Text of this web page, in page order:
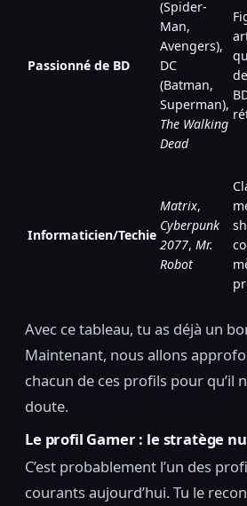
Passionné de BD
(Spider-
Man,
Avengers),
DC
(Batman,
Superman),
The Walking
Dead
Informaticien/Techie
Matrix,
Cyberpunk
2077, Mr.
Robot
Avec ce tableau, tu as déjà un
Maintenant, nous allons
chacun de ces profils pour qu’il
doute.
Le profil Gamer : le stratège
C’est probablement l’un des
courants aujourd’hui. Tu le